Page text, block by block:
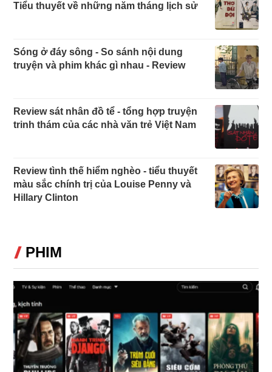
Tiểu thuyết về những năm tháng lịch sử
Sóng ở đáy sông - So sánh nội dung
truyện và phim khác gì nhau - Review
Review sát nhân đồ tể - tổng hợp truyện
trinh thám của các nhà văn trẻ Việt Nam
Review tình thế hiểm nghèo - tiểu thuyết
màu sắc chính trị của Louise Penny và
Hillary Clinton
PHIM